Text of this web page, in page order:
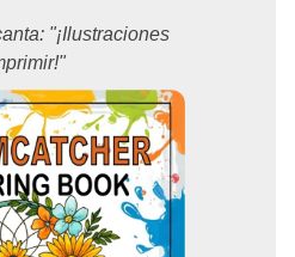
"¡Ilustraciones